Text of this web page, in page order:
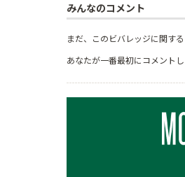
みんなのコメント
まだ、このビバレッジに関す
あなたが一番最初にコメントし